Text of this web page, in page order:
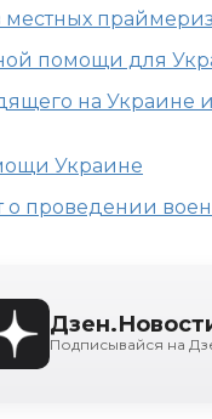
местных праймериз
помощи для
на Украине и
Украине
о проведении
Подписывайся на